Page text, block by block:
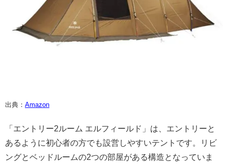
出典： Amazon
「エントリー2ルーム エルフィールド」は、エントリーと
あるように初心者の方でも設営しやすいテントです。リビ
ングとベッドルームの2つの部屋がある構造となっていま